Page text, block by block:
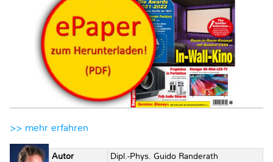
>> mehr erfahren
Autor
Dipl.-Phys. Guido Randerath